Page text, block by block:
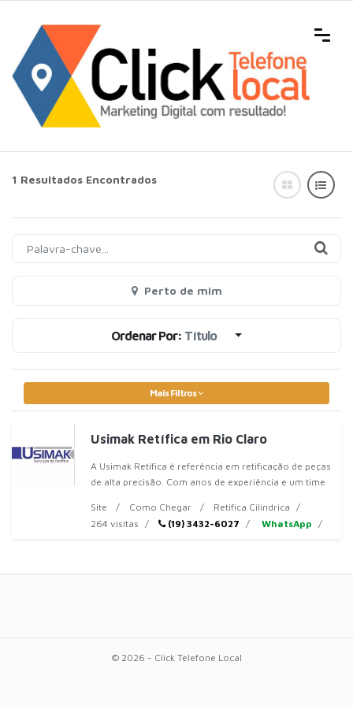
1 Resultados Encontrados
Perto de mim
Ordenar Por: Título
Mais Filtros
Usimak Retífica em Rio Claro
A Usimak Retífica é referência em retificação de peças
de alta precisão. Com anos de experiência e um time
um portfólio compl
Site Como Chegar
Retifica Cilíndrica
264 visitas
(19) 3432-6027 WhatsApp
© 2026 - Click Telefone Local